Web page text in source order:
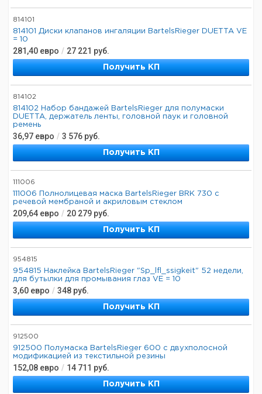
814101
814101 Диски клапанов ингаляции BartelsRieger DUETTA VE
= 10
281,40 евро / 27 221 руб.
Получить КП
814102
814102 Набор бандажей BartelsRieger для полумаски
DUETTA, держатель ленты, головной паук и головной
ремень
36,97 евро / 3 576 руб.
Получить КП
111006
111006 Полнолицевая маска BartelsRieger BRK 730 с
речевой мембраной и акриловым стеклом
209,64 евро / 20 279 руб.
Получить КП
954815
954815 Наклейка BartelsRieger "Sp_lfl_ssigkeit" 52 недели,
для бутылки для промывания глаз VE = 10
3,60 евро / 348 руб.
Получить КП
912500
912500 Полумаска BartelsRieger 600 с двухполосной
модификацией из текстильной резины
152,08 евро / 14 711 руб.
Получить КП